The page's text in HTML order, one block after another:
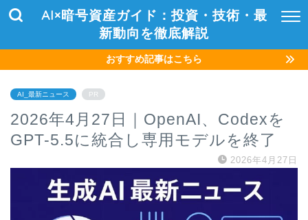
AI×暗号資産ガイド：投資・技術・最
新動向を徹底解説
おすすめ記事はこちら
AI_最新ニュース PR
2026年4月27日｜OpenAI、Codexを
GPT-5.5に統合し専用モデルを終了
2026年4月27日